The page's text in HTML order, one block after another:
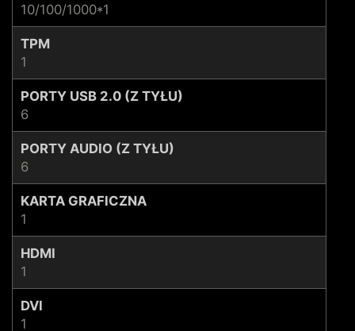
10/100/1000*1
TPM
1
PORTY USB 2.0 (Z TYŁU)
6
PORTY AUDIO (Z TYŁU)
6
KARTA GRAFICZNA
1
HDMI
1
DVI
1